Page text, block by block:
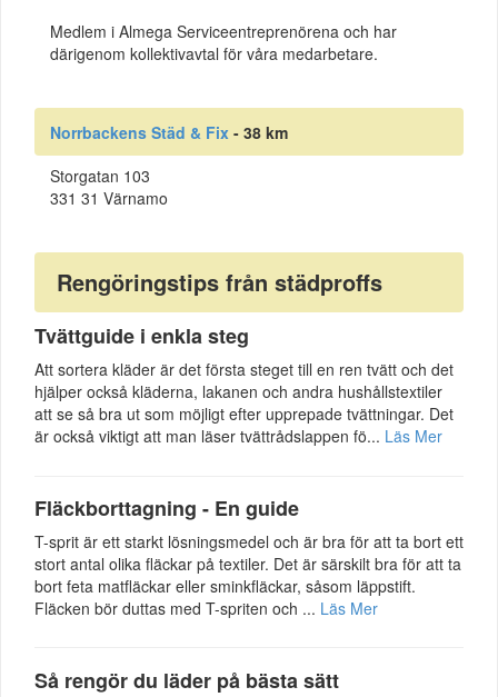
Medlem i Almega Serviceentreprenörena och har
därigenom kollektivavtal för våra medarbetare.
Norrbackens Städ & Fix - 38 km
Storgatan 103
331 31 Värnamo
Rengöringstips från städproffs
Tvättguide i enkla steg
Att sortera kläder är det första steget till en ren tvätt och det
hjälper också kläderna, lakanen och andra hushållstextiler
att se så bra ut som möjligt efter upprepade tvättningar. Det
är också viktigt att man läser tvättrådslappen fö... Läs Mer
Fläckborttagning - En guide
T-sprit är ett starkt lösningsmedel och är bra för att ta bort ett
stort antal olika fläckar på textiler. Det är särskilt bra för att ta
bort feta matfläckar eller sminkfläckar, såsom läppstift.
Fläcken bör duttas med T-spriten och ... Läs Mer
Så rengör du läder på bästa sätt